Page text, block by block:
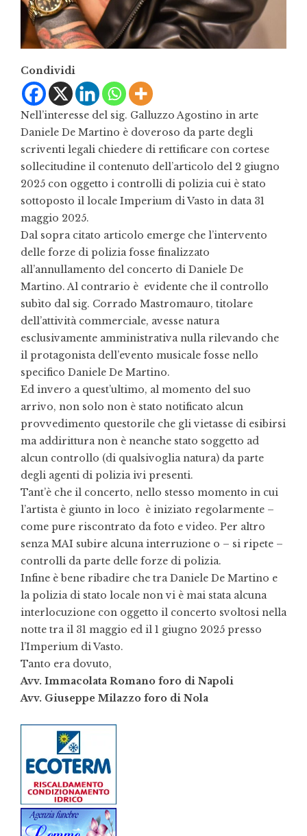
Condividi
Nell’interesse del sig. Galluzzo Agostino in arte
Daniele De Martino è doveroso da parte degli
scriventi legali chiedere di rettificare con cortese
sollecitudine il contenuto dell’articolo del 2 giugno
2025 con oggetto i controlli di polizia cui è stato
sottoposto il locale Imperium di Vasto in data 31
maggio 2025.
Dal sopra citato articolo emerge che l’intervento
delle forze di polizia fosse finalizzato
all’annullamento del concerto di Daniele De
Martino. Al contrario è evidente che il controllo
subìto dal sig. Corrado Mastromauro, titolare
dell’attività commerciale, avesse natura
esclusivamente amministrativa nulla rilevando che
il protagonista dell’evento musicale fosse nello
specifico Daniele De Martino.
Ed invero a quest’ultimo, al momento del suo
arrivo, non solo non è stato notificato alcun
provvedimento questorile che gli vietasse di esibirsi
ma addirittura non è neanche stato soggetto ad
alcun controllo (di qualsivoglia natura) da parte
degli agenti di polizia ivi presenti.
Tant’è che il concerto, nello stesso momento in cui
l’artista è giunto in loco è iniziato regolarmente –
come pure riscontrato da foto e video. Per altro
senza MAI subire alcuna interruzione o – si ripete –
controlli da parte delle forze di polizia.
Infine è bene ribadire che tra Daniele De Martino e
la polizia di stato locale non vi è mai stata alcuna
interlocuzione con oggetto il concerto svoltosi nella
notte tra il 31 maggio ed il 1 giugno 2025 presso
l’Imperium di Vasto.
Tanto era dovuto,
Avv. Immacolata Romano foro di Napoli
Avv. Giuseppe Milazzo foro di Nola